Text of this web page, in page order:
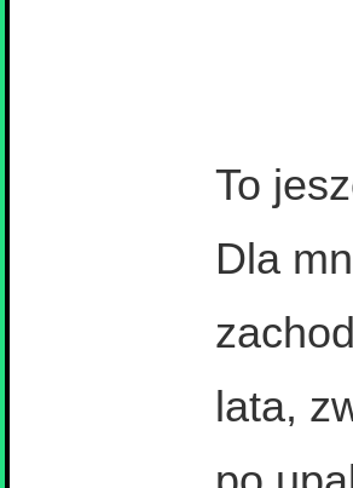
To
Dla
lata,